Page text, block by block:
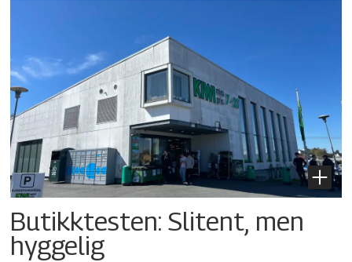
Butikktesten: Slitent, men
hyggelig